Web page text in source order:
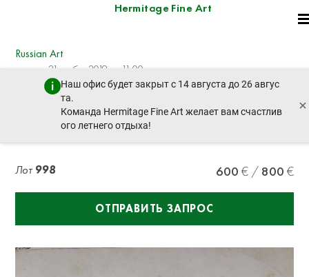
Hermitage Fine Art
Наш офис будет закрыт с 14 августа до 26 авгус
та.
Команда Hermitage Fine Art желает вам счастлив
ого летнего отдыха!
×
Russian Art
четверг, 21 ноября 2019 г. - 11:00
пред. лот след. лот
GOLITSYNSKI, Alexandre. Les types de rue
Лот 998 600 800
ОТПРАВИТЬ ЗАПРОС